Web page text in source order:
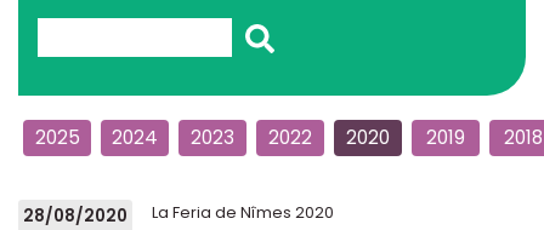
2025 2024 2023 2022 2020 2019 2018
28/08/2020 La Feria de Nîmes 2020